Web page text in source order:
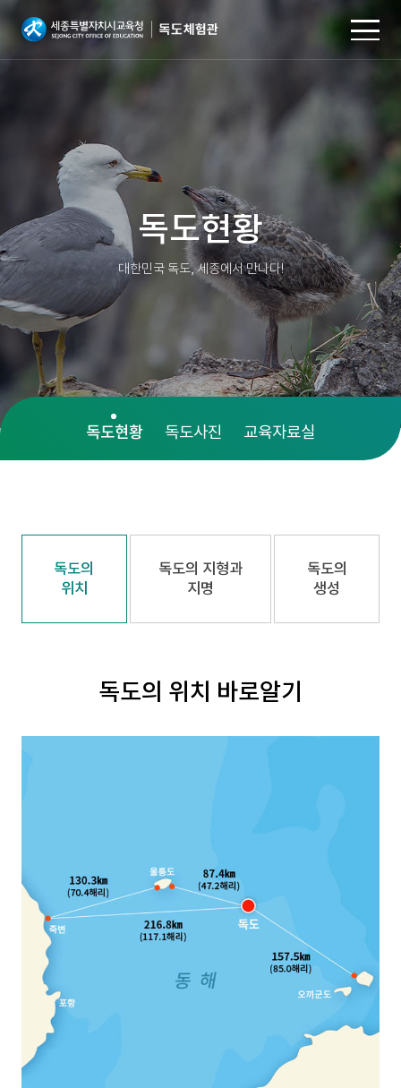
본문 바로가기
독도현황
대한민국 독도, 세종에서 만나다!
독도현황 독도사진 교육자료실
독도의
위치
독도의 지형과
지명
독도의
생성
독도의 위치 바로알기